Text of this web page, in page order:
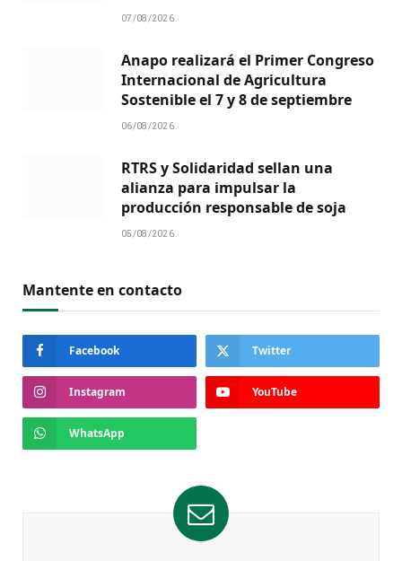
07/08/2026
Anapo realizará el Primer Congreso
Internacional de Agricultura
Sostenible el 7 y 8 de septiembre
06/08/2026
RTRS y Solidaridad sellan una
alianza para impulsar la
producción responsable de soja
05/08/2026
Mantente en contacto
Facebook Twitter
Instagram YouTube
WhatsApp